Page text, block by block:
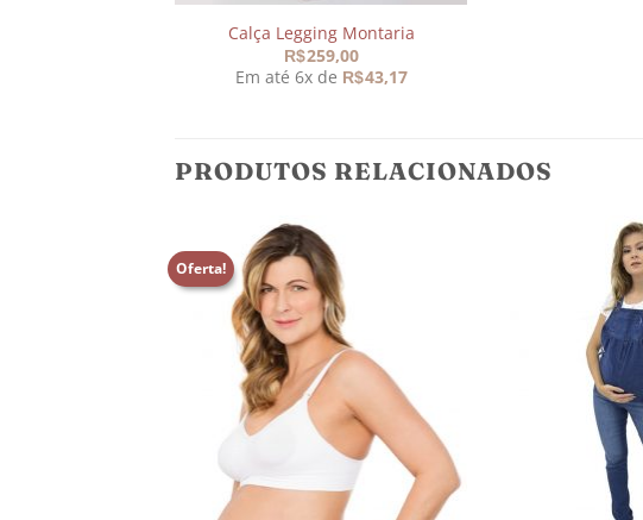
Calça Legging Montaria
R$259,00
Em até 6x de R$43,17
PRODUTOS RELACIONADOS
Oferta!